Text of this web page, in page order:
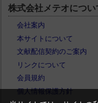
株式会社メテオについ
会社案内
本サイトについて
文献配信契約のご案内
リンクについて
会員規約
個人情報保護方針